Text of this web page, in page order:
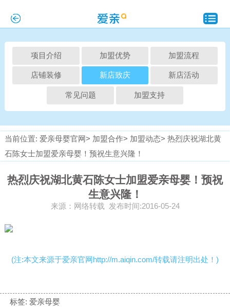
项目介绍 加盟优势 加盟流程
店铺装修 新店致庆 新店活动
常见问题 加盟支持
当前位置: 爱亲母婴官网> 加盟合作> 加盟动态> 热烈庆祝湖北黄
石陈女士加盟爱亲母婴！预祝生意兴隆！
热烈庆祝湖北黄石陈女士加盟爱亲母婴！预祝
生意兴隆！
来源：网络转载 发布时间:2016-05-24
(注:本文来源于爱亲官网http://m.aiqin.com/转载请注明出处！)
标签: 爱亲母婴